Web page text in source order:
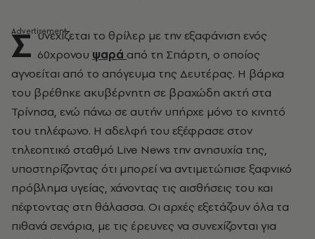
Σ υνεχίζεται το θρίλερ με την εξαφάνιση ενός
60χρονου ψαρά από τη Σπάρτη, ο οποίος
αγνοείται από το απόγευμα της Δευτέρας. Η βάρκα
του βρέθηκε ακυβέρνητη σε βραχώδη ακτή στα
Τρίνησα, ενώ πάνω σε αυτήν υπήρχε μόνο το κινητό
του τηλέφωνο. Η αδελφή του εξέφρασε στον
τηλεοπτικό σταθμό Live News την ανησυχία της,
υποστηρίζοντας ότι μπορεί να αντιμετώπισε ξαφνικό
πρόβλημα υγείας, χάνοντας τις αισθήσεις του και
πέφτοντας στη θάλασσα. Οι αρχές εξετάζουν όλα τα
πιθανά σενάρια, με τις έρευνες να συνεχίζονται για